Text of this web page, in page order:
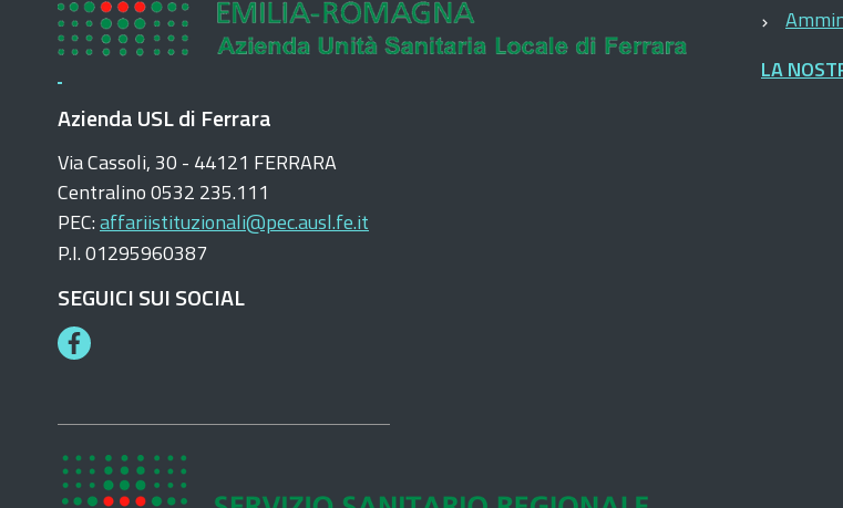
Azienda USL di Ferrara
Via Cassoli, 30 - 44121 FERRARA
Centralino 0532 235.111
PEC:affariistituzionali@pec.ausl.fe.it
P.I. 01295960387
SEGUICI SUI SOCIAL
F
e
b
o
LA